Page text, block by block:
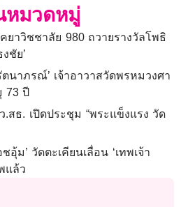
หมวดหมู่
ยาวิชชาลัย 980 ถวายรางวัลโพธิ
ชัย’
นาภรณ์’ เจ้าอาวาสวัดพรหมวงศา
73 ปี
.สธ. เปิดประชุม “พระแข็งแรง วัด
ม’ วัดตะเคียนเลื่อน ‘เทพเจ้า
แล้ว